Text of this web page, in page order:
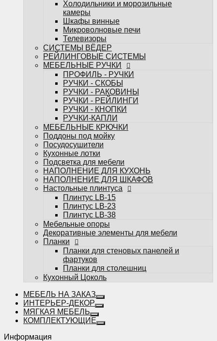
Поддоны под мойку
Посудосушители
Кухонные лотки
Подсветка для мебели
НАПОЛНЕНИЕ ДЛЯ КУХОНЬ
НАПОЛНЕНИЕ ДЛЯ ШКАФОВ
Настольные плинтуса
Плинтус LB-15
Плинтус LB-23
Плинтус LB-38
Мебельные опоры
Декоративные элементы для мебели
Планки
Планки для стеновых панелей и
фартуков
Планки для столешниц
Кухонный Цоколь
Избранное
Сравнение
Вы смотрели
Холодильники и морозильные
камеры
Шкафы винные
Микроволновые печи
Телевизоры
СИСТЕМЫ ВЁДЕР
РЕЙЛИНГОВЫЕ СИСТЕМЫ
МЕБЕЛЬНЫЕ РУЧКИ
ПРОФИЛЬ - РУЧКИ
РУЧКИ - СКОБЫ
РУЧКИ - РАКОВИНЫ
РУЧКИ - РЕЙЛИНГИ
РУЧКИ - КНОПКИ
РУЧКИ-КАПЛИ
МЕБЕЛЬНЫЕ КРЮЧКИ
Поддоны под мойку
Посудосушители
Кухонные лотки
Подсветка для мебели
НАПОЛНЕНИЕ ДЛЯ КУХОНЬ
НАПОЛНЕНИЕ ДЛЯ ШКАФОВ
Настольные плинтуса
Плинтус LB-15
Плинтус LB-23
Плинтус LB-38
Мебельные опоры
Декоративные элементы для мебели
Планки
Планки для стеновых панелей и
фартуков
Планки для столешниц
Кухонный Цоколь
МЕБЕЛЬ НА ЗАКАЗ
ИНТЕРЬЕР-ДЕКОР
МЯГКАЯ МЕБЕЛЬ
КОМПЛЕКТУЮЩИЕ
Информация